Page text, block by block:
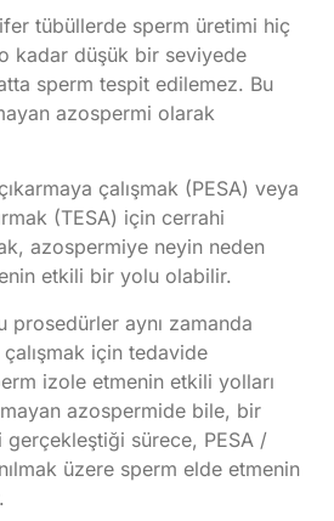
tübüllerde sperm üretimi hiç
kadar düşük bir seviyede
sperm tespit edilemez. Bu
azospermi olarak
çalışmak (PESA) veya
(TESA) için cerrahi
azospermiye neyin neden
etkili bir yolu olabilir.
prosedürler aynı zamanda
için tedavide
izole etmenin etkili yolları
azospermide bile, bir
sürece, PESA /
üzere sperm elde etmenin